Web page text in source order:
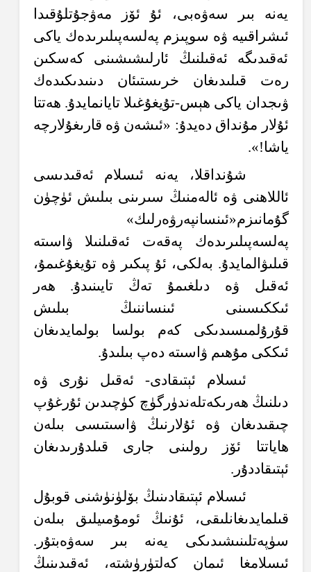
يەنە بىر سەۋەبى، ئۇ ئۆز مەۋجۇتلۇقىدا
ئىشراقىيە ۋە سوپىزم پەلسەپىلىرىدەك ياكى
ئەقىدىگە ئەقىلنىڭ ئارلىشىشىنى كەسكىن
رەت قىلىدىغان خرىستىئان دىنىدىكىدەك
ۋىجدان ياكى ھېس-تۇيغۇغىلا تايانمايدۇ. ھەتتا
ئۇلار مۇنداق دەيدۇ: «ئىشەن ۋە قارىغۇلارچە
ياشا!».
شۇنداقلا، يەنە ئىسلام ئەقىدىسى
ئاللاھنى ۋە ئالەمنىڭ سىرىنى بىلىش ئۈچۈن
گۇمانىزم«ئىنسانپەرۋەرلىك»
پەلسەپىلىرىدەك پەقەت ئەقىلنىلا ۋاسىتە
قىلىۋالمايدۇ. بەلكى، ئۇ پىكىر ۋە تۇيغۇغىمۇ،
ئەقىل ۋە دىلغىمۇ تەڭ تايىنىدۇ. ھەر
ئىككىسىنى ئىنساننىڭ بىلىش
قۇرۇلمىسىدىكى كەم بولسا بولمايدىغان
ئىككى مۇھىم ۋاسىتە دەپ بىلىدۇ.
ئىسلام ئېتىقادى- ئەقىل نۇرى ۋە
دىلنىڭ ھەرىكەتلەندۈرگۈچ كۈچىدىن ئۇرغۇپ
چىقىدىغان ۋە ئۇلارنىڭ ۋاسىتىسى بىلەن
ھاياتتا ئۆز رولىنى جارى قىلدۇرىدىغان
ئېتىقاددۇر.
ئىسلام ئېتىقادىنىڭ بۆلۈنۈشنى قوبۇل
قىلمايدىغانلىقى، ئۇنىڭ ئومۇمىيلىق بىلەن
سۈپەتلىنىشىدىكى يەنە بىر سەۋەبتۇر.
ئىسلامغا ئىمان كەلتۈرۈشتە، ئەقىدىنىڭ